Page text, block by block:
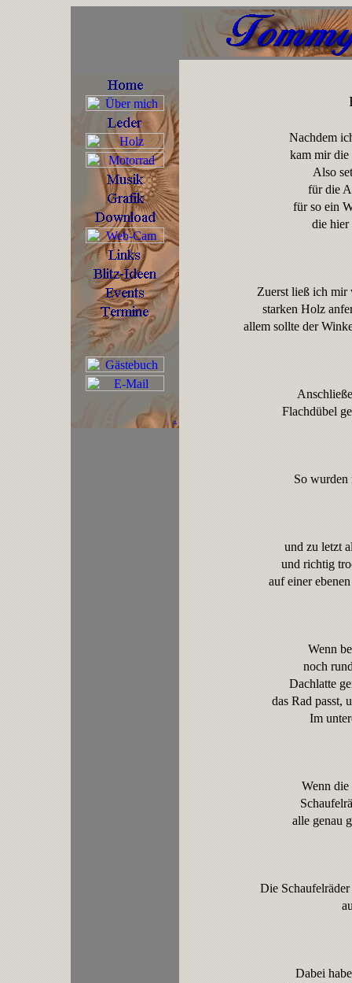
.
Nachdem
kam mir die
Also
für die
für so ein
die hier
Zuerst ließ ich mir
starken Holz
allem sollte der
Flachdübel
So wurden
und zu letzt
und richtig
auf einer
Wenn
noch
Dachlatte
das Rad passt,
Im
Wenn die
alle genau
Die
Dabei